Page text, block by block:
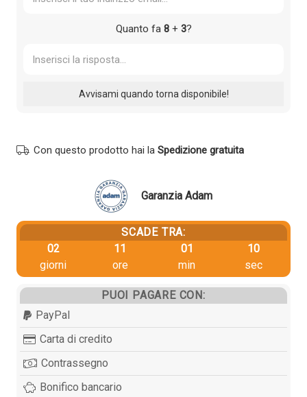
Quanto fa 8+ 3?
Con questo prodotto hai la Spedizione gratuita
Garanzia Adam
SCADE TRA:
02
giorni
11
ore
01
min
09
sec
PUOI PAGARE CON:
PayPal
Carta di credito
Contrassegno
Bonifico bancario